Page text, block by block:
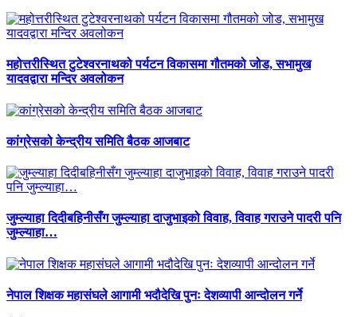
महोत्तरीस्थित टुटेश्वरनाथको पर्यटन विकासमा गौतमको जोड, सभामुख
यादवद्वारा मन्दिर अवलोकन
कांग्रेसको केन्द्रीय समिति बैठक आजबाट
जुम्ल्याहा दिदीबहिनीसँग जुम्ल्याहा दाजुभाइको विवाह, विवाह गराउने पादरी पनि
जुम्ल्याहा…
नेपाल शिक्षक महासंघले आगामी भदौदेखि पुनः देशव्यापी आन्दोलन गर्ने